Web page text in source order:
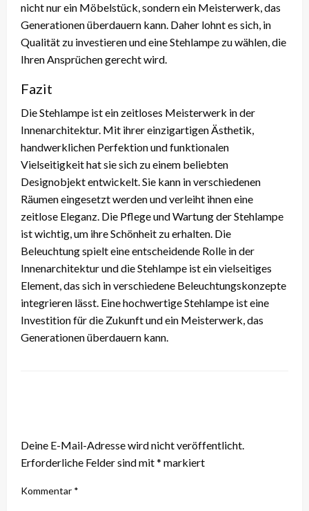
nicht nur ein Möbelstück, sondern ein Meisterwerk, das
Generationen überdauern kann. Daher lohnt es sich, in
Qualität zu investieren und eine Stehlampe zu wählen, die
Ihren Ansprüchen gerecht wird.
Fazit
Die Stehlampe ist ein zeitloses Meisterwerk in der
Innenarchitektur. Mit ihrer einzigartigen Ästhetik,
handwerklichen Perfektion und funktionalen
Vielseitigkeit hat sie sich zu einem beliebten
Designobjekt entwickelt. Sie kann in verschiedenen
Räumen eingesetzt werden und verleiht ihnen eine
zeitlose Eleganz. Die Pflege und Wartung der Stehlampe
ist wichtig, um ihre Schönheit zu erhalten. Die
Beleuchtung spielt eine entscheidende Rolle in der
Innenarchitektur und die Stehlampe ist ein vielseitiges
Element, das sich in verschiedene Beleuchtungskonzepte
integrieren lässt. Eine hochwertige Stehlampe ist eine
Investition für die Zukunft und ein Meisterwerk, das
Generationen überdauern kann.
Deine E-Mail-Adresse wird nicht veröffentlicht.
Erforderliche Felder sind mit* markiert
Kommentar *